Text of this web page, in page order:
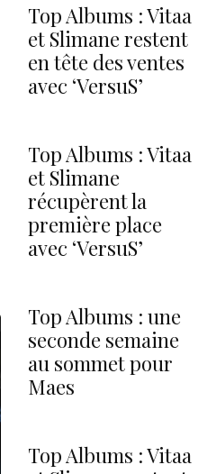
Top Albums : Vitaa
et Slimane restent
en tête des ventes
avec ‘VersuS’
Top Albums : Vitaa
et Slimane
récupèrent la
première place
avec ‘VersuS’
Top Albums : une
seconde semaine
au sommet pour
Maes
Top Albums : Vitaa